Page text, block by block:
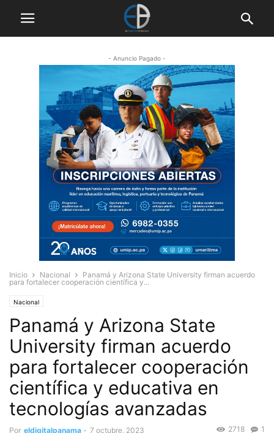
- Anuncio Pagado -
Inicio Nacional
Panamá y Arizona State University firman acuerdo
para fortalecer cooperación científica y...
Nacional
Panamá y Arizona State
University firman acuerdo
para fortalecer cooperación
científica y educativa en
tecnologías avanzadas
Por eldigitalpanama - 7 octubre, 2023 1
2718